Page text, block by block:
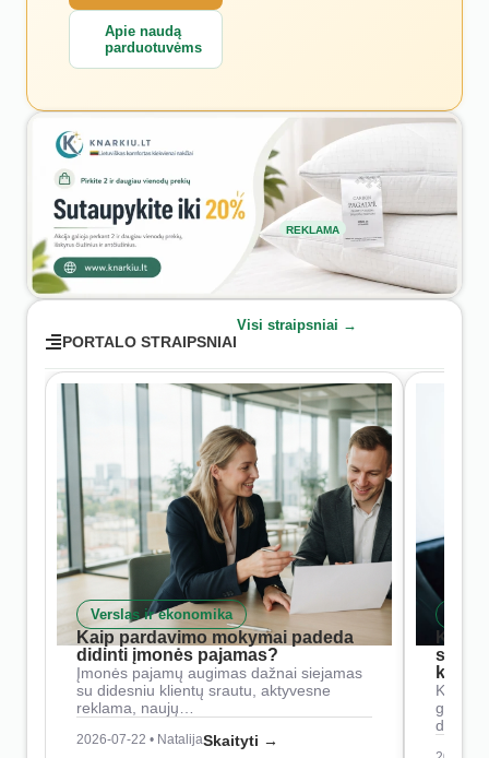
Apie naudą
parduotuvėms
REKLAMA
PORTALO STRAIPSNIAI
Visi straipsniai →
Verslas ir ekonomika
Kaip pardavimo mokymai padeda
didinti įmonės pajamas?
Įmonės pajamų augimas dažnai siejamas
su didesniu klientų srautu, aktyvesne
reklama, naujų…
2026-07-22 • NatalijaSkaityti →
Kaip